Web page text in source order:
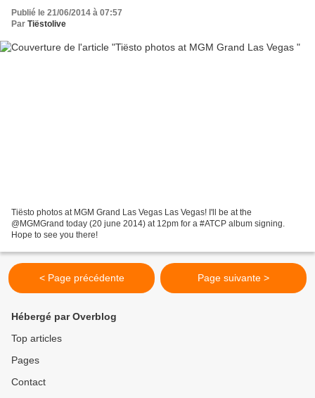
Publié le 21/06/2014 à 07:57
Par Tiëstolive
Tiësto photos at MGM Grand Las Vegas Las Vegas! I'll be at the
@MGMGrand today (20 june 2014) at 12pm for a #ATCP album signing.
Hope to see you there!
< Page précédente Page suivante >
Hébergé par Overblog
Top articles
Pages
Contact